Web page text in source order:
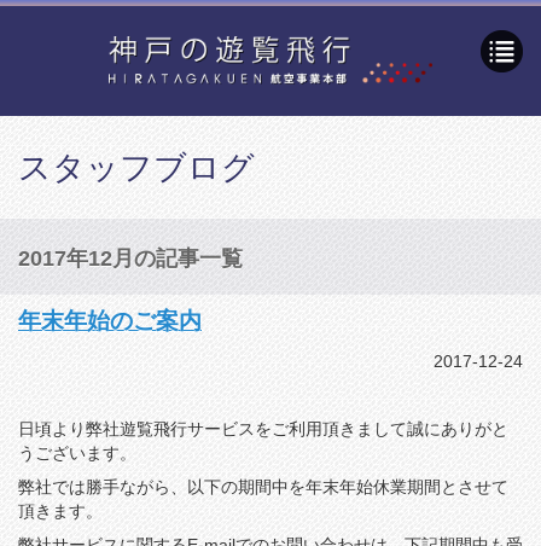
スタッフブログ
2017年12月の記事一覧
年末年始のご案内
2017-12-24
日頃より弊社遊覧飛行サービスをご利用頂きまして誠にありがと
うございます。
弊社では勝手ながら、以下の期間中を年末年始休業期間とさせて
頂きます。